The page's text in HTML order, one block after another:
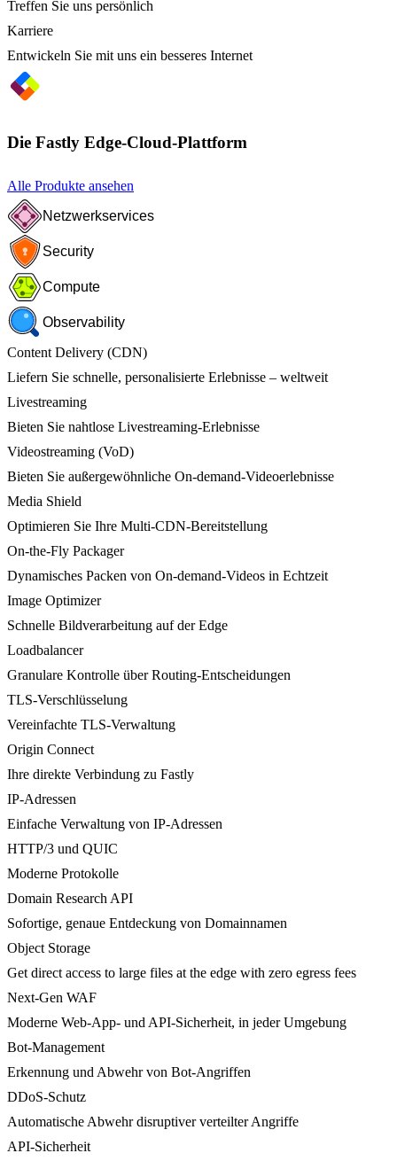
Treffen Sie uns persönlich
Karriere
Entwickeln Sie mit uns ein besseres Internet
Die Fastly Edge-Cloud-Plattform
Alle Produkte ansehen
Netzwerkservices
Security
Compute
Observability
Content Delivery (CDN)
Liefern Sie schnelle, personalisierte Erlebnisse – weltweit
Livestreaming
Bieten Sie nahtlose Livestreaming-Erlebnisse
Videostreaming (VoD)
Bieten Sie außergewöhnliche On-demand-Videoerlebnisse
Media Shield
Optimieren Sie Ihre Multi-CDN-Bereitstellung
On-the-Fly Packager
Dynamisches Packen von On-demand-Videos in Echtzeit
Image Optimizer
Schnelle Bildverarbeitung auf der Edge
Loadbalancer
Granulare Kontrolle über Routing-Entscheidungen
TLS-Verschlüsselung
Vereinfachte TLS-Verwaltung
Origin Connect
Ihre direkte Verbindung zu Fastly
IP-Adressen
Einfache Verwaltung von IP-Adressen
HTTP/3 und QUIC
Moderne Protokolle
Domain Research API
Sofortige, genaue Entdeckung von Domainnamen
Object Storage
Get direct access to large files at the edge with zero egress fees
Next-Gen WAF
Moderne Web-App- und API-Sicherheit, in jeder Umgebung
Bot-Management
Erkennung und Abwehr von Bot-Angriffen
DDoS-Schutz
Automatische Abwehr disruptiver verteilter Angriffe
API-Sicherheit